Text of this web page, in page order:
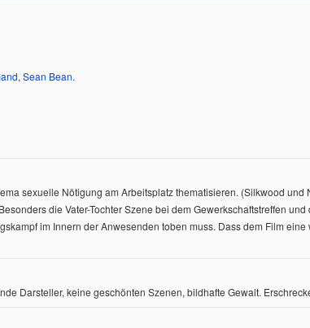
, Sean Bean.
sexuelle Nötigung am Arbeitsplatz thematisieren. (Silkwood
die Vater-Tochter Szene bei dem Gewerkschaftstreffen
im Innern der Anwesenden toben muss. Dass dem Film
Darsteller, keine geschönten Szenen, bildhafte Gewalt.